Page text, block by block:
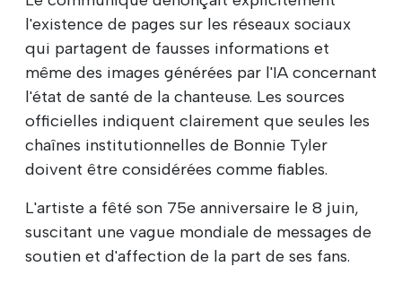
l'existence de pages sur les réseaux sociaux
qui partagent de fausses informations et
même des images générées par l'IA concernant
l'état de santé de la chanteuse. Les sources
officielles indiquent clairement que seules les
chaînes institutionnelles de Bonnie Tyler
doivent être considérées comme fiables.
L'artiste a fêté son 75e anniversaire le 8 juin,
suscitant une vague mondiale de messages de
soutien et d'affection de la part de ses fans.